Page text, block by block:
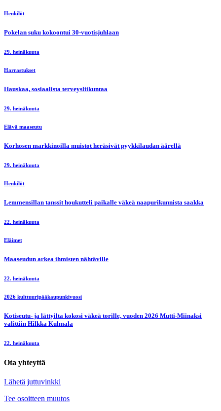
Henkilöt
Pokelan suku kokoontui 30-vuotisjuhlaan
29. heinäkuuta
Harrastukset
Hauskaa, sosiaalista terveysliikuntaa
29. heinäkuuta
Elävä maaseutu
Korhosen markkinoilla muistot heräsivät pyykkilaudan äärellä
29. heinäkuuta
Henkilöt
Lemmensillan tanssit houkutteli paikalle väkeä naapurikunnista saakka
22. heinäkuuta
Eläimet
Maaseudun arkea ihmisten nähtäville
22. heinäkuuta
2026 kulttuuripääkaupunkivuosi
Kotiseutu- ja lättyilta kokosi väkeä torille, vuoden 2026 Mutti-Miinaksi
valittiin Hilkka Kulmala
22. heinäkuuta
Ota yhteyttä
Lähetä juttuvinkki
Tee osoitteen muutos